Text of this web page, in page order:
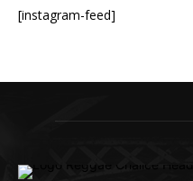
[instagram-feed]